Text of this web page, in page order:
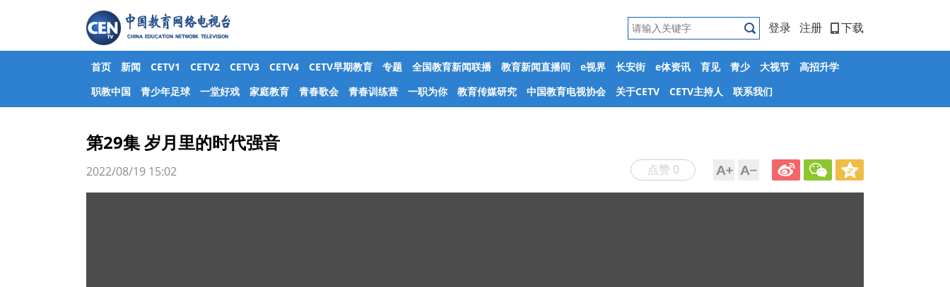
登录 注册 下载
首页 新闻 CETV1 CETV2 CETV3 CETV4 CETV早期教育 专题 全国教育新闻联播 教育新闻直播间 e视界 长安街 e体资讯 育见 青少 大视节
高招升学
职教中国
青少年足球 一堂好戏 家庭教育 青春歌会 青春训练营 一职为你 教育传媒研究 中国教育电视协会 关于CETV CETV主持人 联系我们
第29集 岁月里的时代强音
点赞 0
2022/08/19 15:02